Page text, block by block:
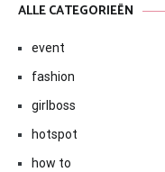
ALLE CATEGORIEËN
event
fashion
girlboss
hotspot
how to